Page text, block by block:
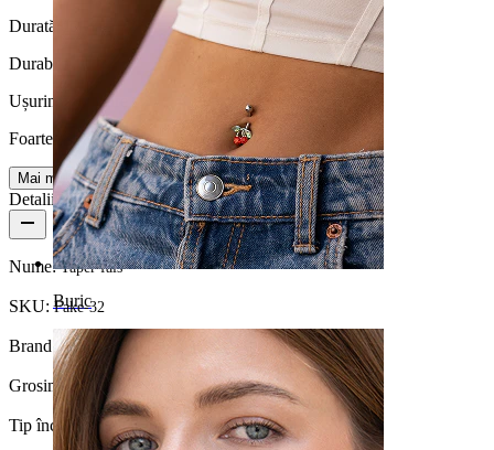
Buric
Durată de viață
Durabilă
Ușurință utilizare
Foarte ușor
Mai multe
Detalii produs
Nume:Taper fals
SKU:Fake-32
Brand:Bodymod Moments
Grosimea firului:
Tip încuietoare: Filet exterior